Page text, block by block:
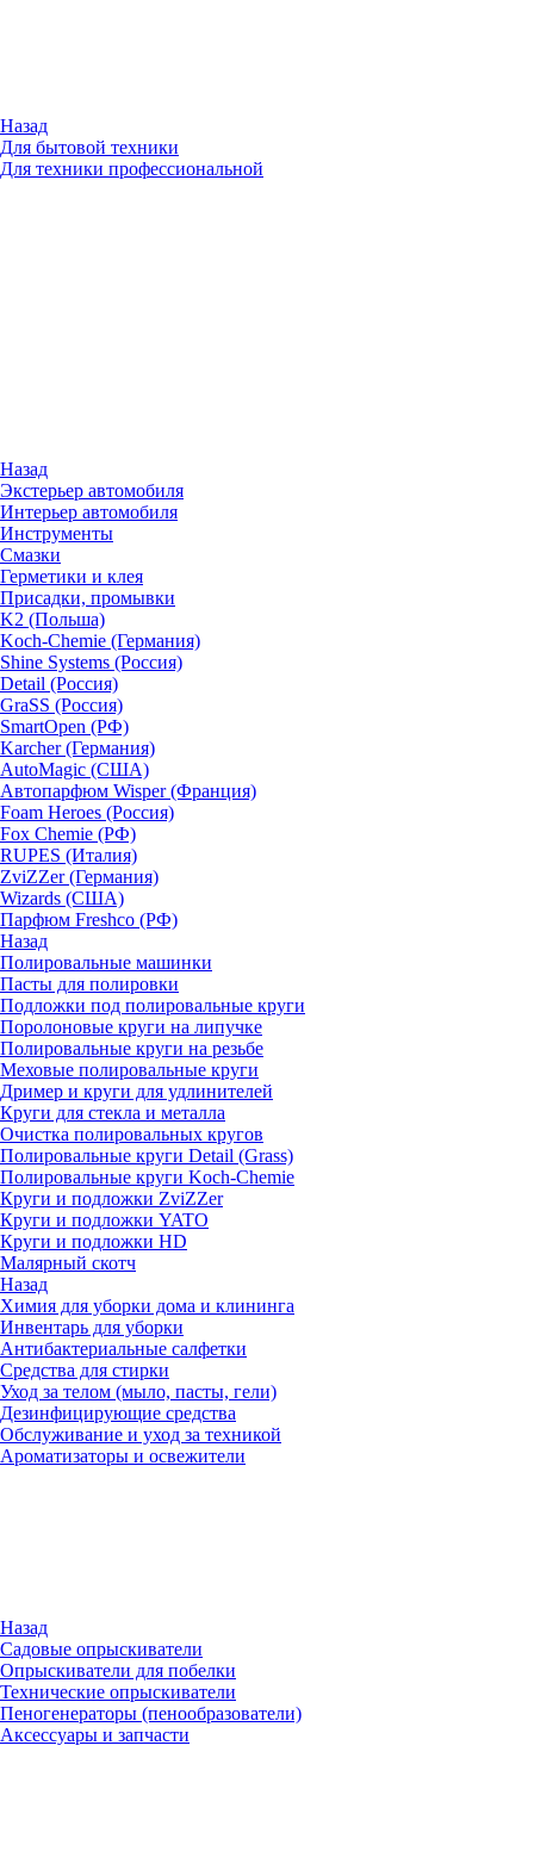
Назад
Для бытовой техники
Для техники профессиональной
Назад
Экстерьер автомобиля
Интерьер автомобиля
Инструменты
Смазки
Герметики и клея
Присадки, промывки
K2 (Польша)
Koch-Chemie (Германия)
Shine Systems (Россия)
Detail (Россия)
GraSS (Россия)
SmartOpen (РФ)
Karcher (Германия)
AutoMagic (США)
Автопарфюм Wisper (Франция)
Foam Heroes (Россия)
Fox Chemie (РФ)
RUPES (Италия)
ZviZZer (Германия)
Wizards (США)
Парфюм Freshco (РФ)
Назад
Полировальные машинки
Пасты для полировки
Подложки под полировальные круги
Поролоновые круги на липучке
Полировальные круги на резьбе
Меховые полировальные круги
Дример и круги для удлинителей
Круги для стекла и металла
Очистка полировальных кругов
Полировальные круги Detail (Grass)
Полировальные круги Koch-Chemie
Круги и подложки ZviZZer
Круги и подложки YATO
Круги и подложки HD
Малярный скотч
Назад
Химия для уборки дома и клининга
Инвентарь для уборки
Антибактериальные салфетки
Средства для стирки
Уход за телом (мыло, пасты, гели)
Дезинфицирующие средства
Обслуживание и уход за техникой
Ароматизаторы и освежители
Назад
Садовые опрыскиватели
Опрыскиватели для побелки
Технические опрыскиватели
Пеногенераторы (пенообразователи)
Аксессуары и запчасти